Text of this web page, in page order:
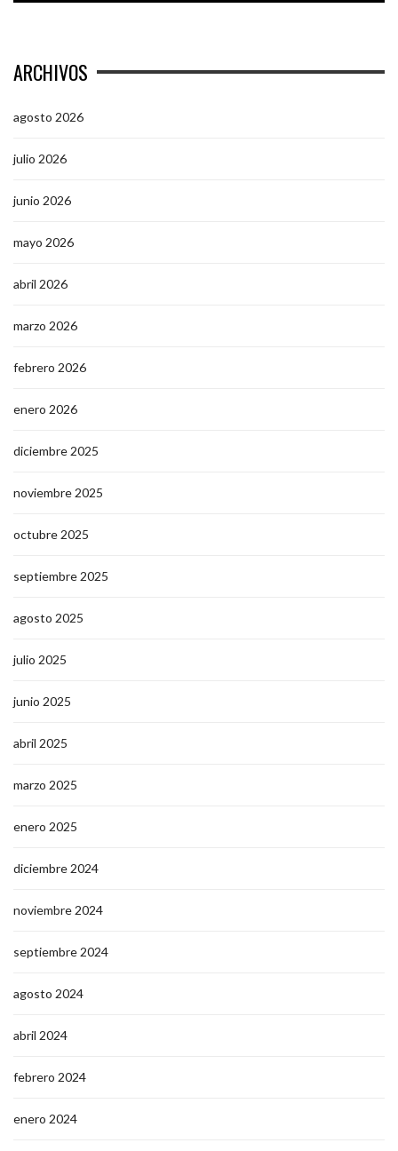
ARCHIVOS
agosto 2026
julio 2026
junio 2026
mayo 2026
abril 2026
marzo 2026
febrero 2026
enero 2026
diciembre 2025
noviembre 2025
octubre 2025
septiembre 2025
agosto 2025
julio 2025
junio 2025
abril 2025
marzo 2025
enero 2025
diciembre 2024
noviembre 2024
septiembre 2024
agosto 2024
abril 2024
febrero 2024
enero 2024